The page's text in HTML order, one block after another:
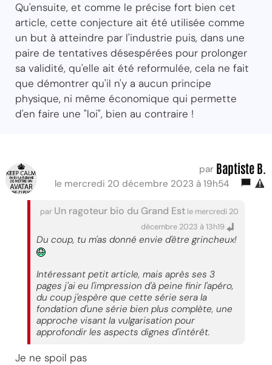
Qu'ensuite, et comme le précise fort bien cet
article, cette conjecture ait été utilisée comme
un but à atteindre par l'industrie puis, dans une
paire de tentatives désespérées pour prolonger
sa validité, qu'elle ait été reformulée, cela ne fait
que démontrer qu'il n'y a aucun principe
physique, ni même économique qui permette
d'en faire une "loi", bien au contraire !
par Baptiste B.
le mercredi 20 décembre 2023 à 19h54
par Un ragoteur bio du Grand Est le mercredi 20
décembre 2023 à 13h19
Du coup, tu m'as donné envie d'être grincheux!
Intéressant petit article, mais après ses 3
pages j'ai eu l'impression d'à peine finir l'apéro,
du coup j'espère que cette série sera la
fondation d'une série bien plus complète, une
approche visant la vulgarisation pour
approfondir les aspects dignes d'intérêt.
Je ne spoil pas